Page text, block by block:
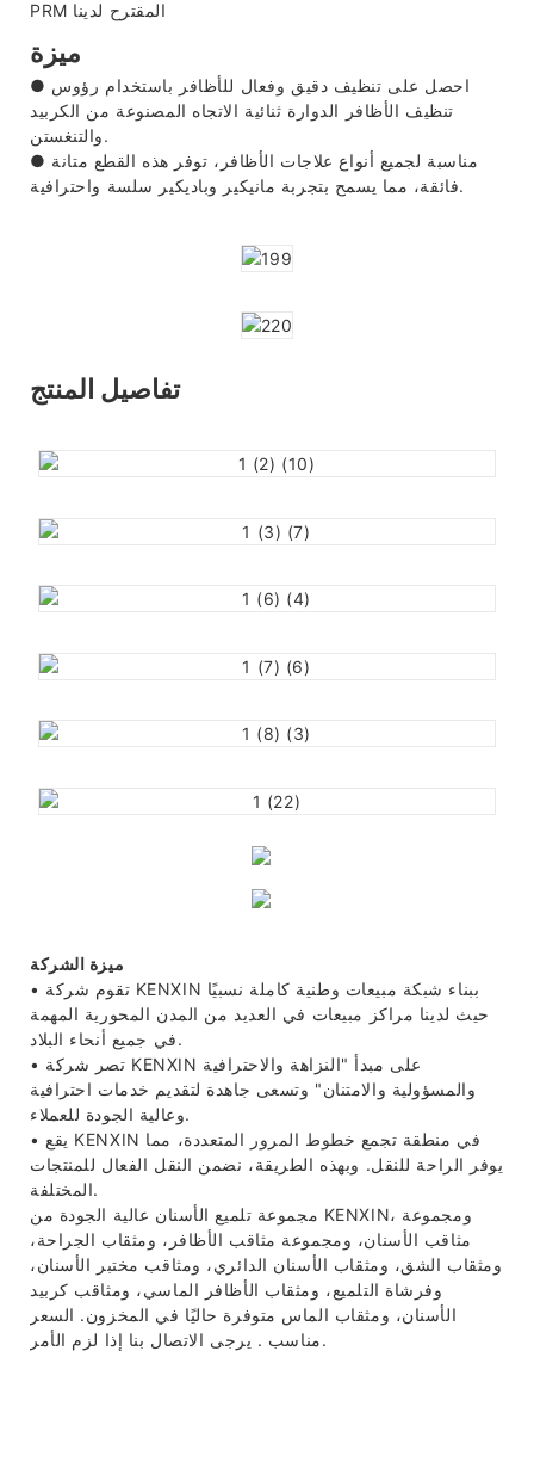
PRM المقترح لدينا
ميزة
● احصل على تنظيف دقيق وفعال للأظافر باستخدام رؤوس
تنظيف الأظافر الدوارة ثنائية الاتجاه المصنوعة من الكربيد
والتنغستن.
● مناسبة لجميع أنواع علاجات الأظافر، توفر هذه القطع متانة
فائقة، مما يسمح بتجربة مانيكير وباديكير سلسة واحترافية.
تفاصيل المنتج
ميزة الشركة
• تقوم شركة KENXIN ببناء شبكة مبيعات وطنية كاملة نسبيًا
حيث لدينا مراكز مبيعات في العديد من المدن المحورية المهمة
في جميع أنحاء البلاد.
• تصر شركة KENXIN على مبدأ "النزاهة والاحترافية
والمسؤولية والامتنان" وتسعى جاهدة لتقديم خدمات احترافية
وعالية الجودة للعملاء.
• يقع KENXIN في منطقة تجمع خطوط المرور المتعددة، مما
يوفر الراحة للنقل. وبهذه الطريقة، نضمن النقل الفعال للمنتجات
المختلفة.
مجموعة تلميع الأسنان عالية الجودة من KENXIN، ومجموعة
مثاقب الأسنان، ومجموعة مثاقب الأظافر، ومثقاب الجراحة،
ومثقاب الشق، ومثقاب الأسنان الدائري، ومثاقب مختبر الأسنان،
وفرشاة التلميع، ومثقاب الأظافر الماسي، ومثاقب كربيد
الأسنان، ومثقاب الماس متوفرة حاليًا في المخزون. السعر
مناسب . يرجى الاتصال بنا إذا لزم الأمر.